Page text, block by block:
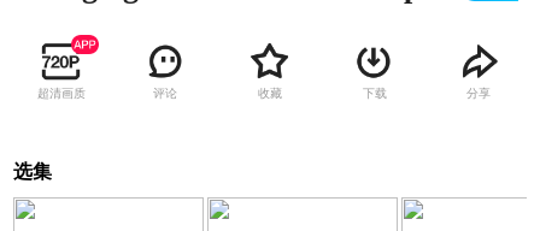
超清画质 评论 收藏 下载 分享
选集